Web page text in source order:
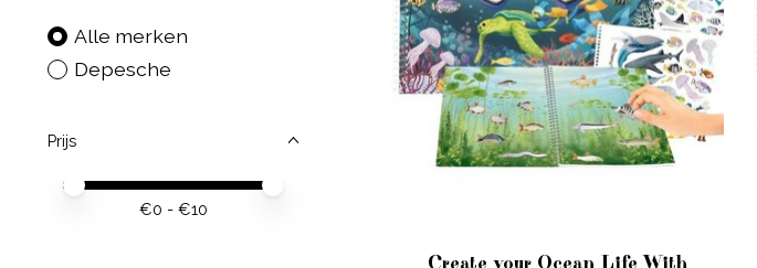
Alle merken
Depesche
Prijs
Minimale prijswaarde
Price maximum value
€0 - €10